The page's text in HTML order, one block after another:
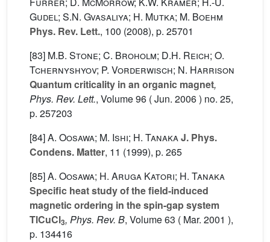
Gudel; S.N. Gvasaliya; H. Mutka; M. Boehm
Phys. Rev. Lett., 100 (2008), p. 25701
[83] M.B. Stone; C. Broholm; D.H. Reich; O.
Tchernyshyov; P. Vorderwisch; N. Harrison
Quantum criticality in an organic magnet,
Phys. Rev. Lett., Volume 96 ( Jun. 2006 ) no. 25,
p. 257203
[84]A. Oosawa; M. Ishi; H. TanakaJ. Phys.
Condens. Matter, 11 (1999), p. 265
[85]A. Oosawa; H. Aruga Katori; H. Tanaka
Specific heat study of the field-induced
magnetic ordering in the spin-gap system
TlCuCl3, Phys. Rev. B, Volume 63 ( Mar. 2001 ),
p. 134416